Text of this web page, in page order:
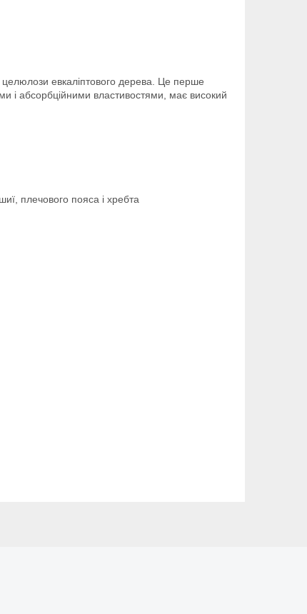
евкаліптового дерева. Це перше
і абсорбційними властивостями, має високий
плечового пояса і хребта